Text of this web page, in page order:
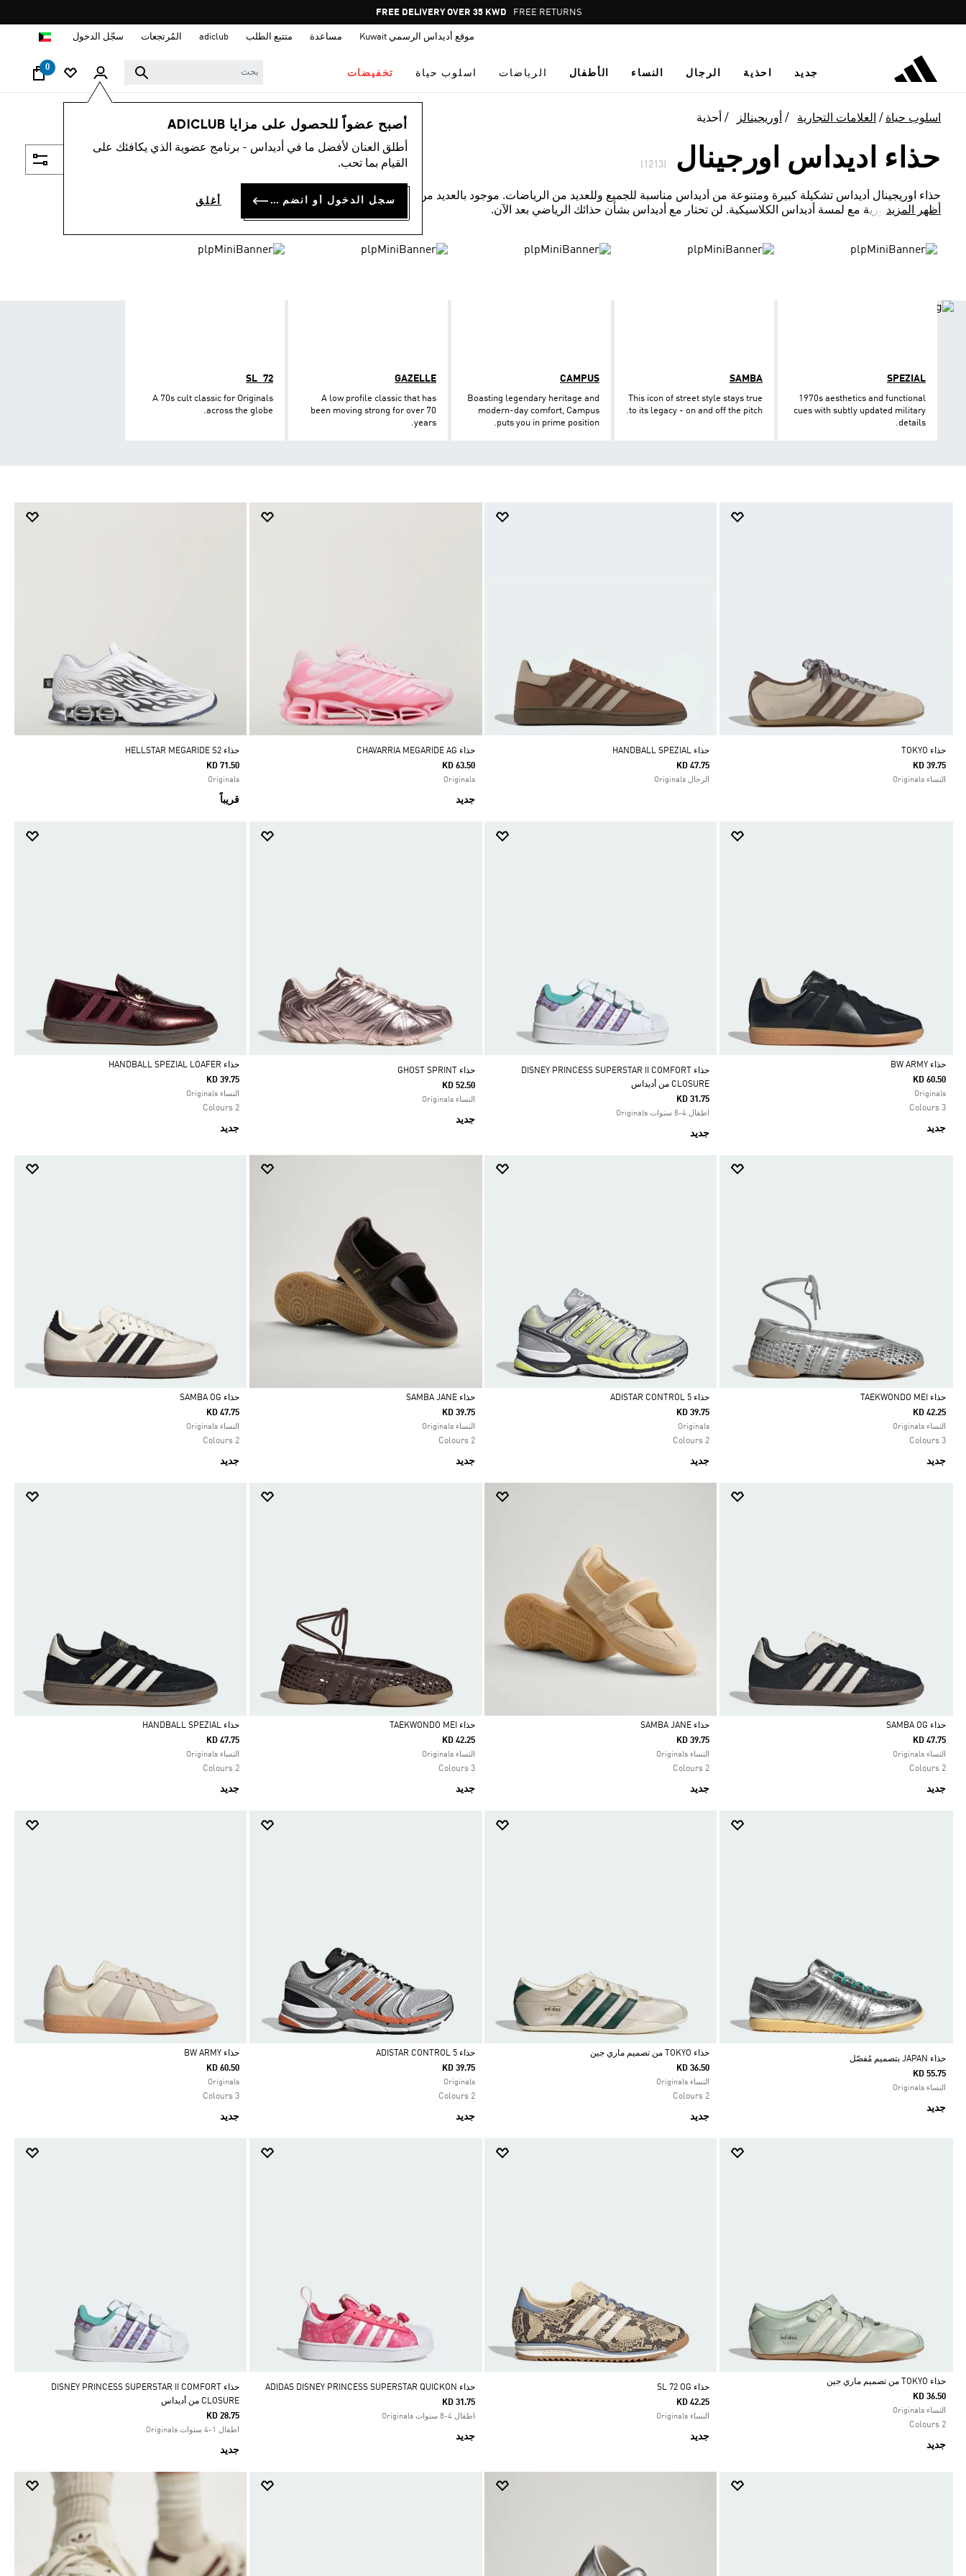
Pause
promotion
FREE DELIVERY OVER 35 KWD FREE RETURNS
موقع أديداس الرسمي Kuwait مساعدة متتبع الطلب adiclub المُرتجعات سجّل الدخول
جديد احذية الرجال النساء الأطفال الرياضات اسلوب حياة تخفيضات
0
أصبح عضواً للحصول على مزايا ADICLUB
أطلق العنان لأفضل ما في أديداس - برنامج عضوية الذي يكافئك على
القيام بما تحب.
سجل الدخول أو انضم الآن أغلق
اسلوب حياة العلامات التجارية أوريجينالز أحذية
حذاء اديداس اورجينال (1213)
حذاء اوريجينال أديداس تشكيلة كبيرة ومتنوعة من أديداس مناسبة للجميع وللعديد من الرياضات. موجود بالعديد من التصميمات
العصرية والثورية مع لمسة أديداس الكلاسيكية. لن تحتار مع أديداس بشأن حذائك الرياضي بعد الآن.
أظهر المزيد
SPEZIAL
1970s aesthetics and functional
cues with subtly updated military
details.
SAMBA
This icon of street style stays true
to its legacy - on and off the pitch.
CAMPUS
Boasting legendary heritage and
modern-day comfort, Campus
puts you in prime position.
GAZELLE
A low profile classic that has
been moving strong for over 70
years.
SL_72
A 70s cult classic for Originals
across the globe.
حذاء TOKYO
KD 39.75
النساء Originals
حذاء HANDBALL SPEZIAL
KD 47.75
الرجال Originals
حذاء CHAVARRIA MEGARIDE AG
KD 63.50
Originals
جديد
حذاء HELLSTAR MEGARIDE S2
KD 71.50
Originals
قريباً
Selected
حذاء ‏BW ARMY
KD 60.50
Originals
3 Colours
جديد
حذاء DISNEY PRINCESS SUPERSTAR II COMFORT
CLOSURE من أديداس
KD 31.75
اطفال 4-8 سنوات Originals
جديد
حذاء GHOST SPRINT
KD 52.50
النساء Originals
جديد
Selected
حذاء HANDBALL SPEZIAL LOAFER
KD 39.75
النساء Originals
2 Colours
جديد
Selected
حذاء TAEKWONDO MEI
KD 42.25
النساء Originals
3 Colours
جديد
Selected
حذاء ADISTAR CONTROL 5
KD 39.75
Originals
2 Colours
جديد
Selected
حذاء SAMBA JANE
KD 39.75
النساء Originals
2 Colours
جديد
Selected
حذاء SAMBA OG
KD 47.75
النساء Originals
2 Colours
جديد
Selected
حذاء SAMBA OG
KD 47.75
النساء Originals
2 Colours
جديد
Selected
حذاء SAMBA JANE
KD 39.75
النساء Originals
2 Colours
جديد
Selected
حذاء TAEKWONDO MEI
KD 42.25
النساء Originals
3 Colours
جديد
Selected
حذاء HANDBALL SPEZIAL
KD 47.75
النساء Originals
2 Colours
جديد
حذاء JAPAN بتصميم مُفصّل
KD 55.75
النساء Originals
جديد
Selected
حذاء TOKYO من تصميم ماري جين
KD 36.50
النساء Originals
2 Colours
جديد
Selected
حذاء ADISTAR CONTROL 5
KD 39.75
Originals
2 Colours
جديد
Selected
حذاء ‏BW ARMY
KD 60.50
Originals
3 Colours
جديد
Selected
حذاء TOKYO من تصميم ماري جين
KD 36.50
النساء Originals
2 Colours
جديد
حذاء SL 72 OG
KD 42.25
النساء Originals
جديد
حذاء ADIDAS DISNEY PRINCESS SUPERSTAR QUICKON
KD 31.75
اطفال 4-8 سنوات Originals
جديد
حذاء DISNEY PRINCESS SUPERSTAR II COMFORT
CLOSURE من أديداس
KD 28.75
اطفال 1-4 سنوات Originals
جديد